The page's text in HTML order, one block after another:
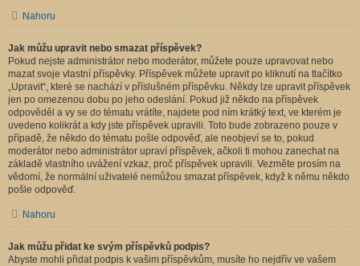
Nahoru
Jak můžu upravit nebo smazat příspěvek?
Pokud nejste administrátor nebo moderátor, můžete pouze upravovat nebo
mazat svoje vlastní příspěvky. Příspěvek můžete upravit po kliknutí na tlačítko
„Upravit“, které se nachází v příslušném příspěvku. Někdy lze upravit příspěvek
jen po omezenou dobu po jeho odeslání. Pokud již někdo na příspěvek
odpověděl a vy se do tématu vrátíte, najdete pod ním krátký text, ve kterém je
uvedeno kolikrát a kdy jste příspěvek upravili. Toto bude zobrazeno pouze v
případě, že někdo do tématu pošle odpověď, ale neobjeví se to, pokud
moderátor nebo administrátor upraví příspěvek, ačkoli ti mohou zanechat na
základě vlastního uvážení vzkaz, proč příspěvek upravili. Vezměte prosím na
vědomí, že normální uživatelé nemůžou smazat příspěvek, když k němu někdo
pošle odpověď.
Nahoru
Jak můžu přidat ke svým příspěvků podpis?
Abyste mohli přidat podpis k vašim příspěvkům, musíte ho nejdřív ve vašem